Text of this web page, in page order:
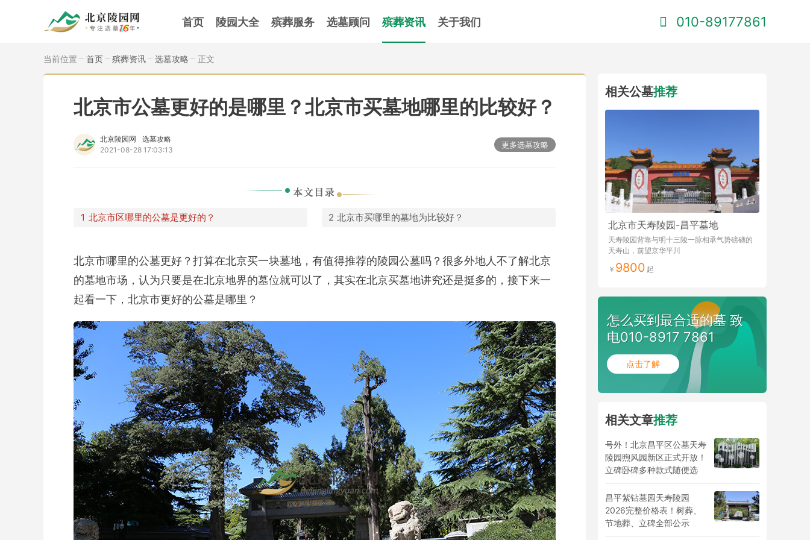
首页 陵园大全 殡葬服务 选墓顾问 殡葬资讯 关于我们 010-89177861
当前位置 首页 殡葬资讯 选墓攻略 正文
北京市公墓更好的是哪里？北京市买墓地哪里的比较好？
北京陵园网
选墓攻略
2021-08-28 17:03:13
更多选墓攻略
北京市区哪里的公墓是更好的？ 北京市买哪里的墓地为比较好？
北京市哪里的公墓更好？打算在北京买一块墓地，有值得推荐的陵园公墓吗？很多外地人不了解北京
的墓地市场，认为只要是在北京地界的墓位就可以了，其实在北京买墓地讲究还是挺多的，接下来一
起看一下，北京市更好的公墓是哪里？
相关公墓推荐
北京市天寿陵园-昌平墓地
天寿陵园背靠与明十三陵一脉相承气势磅礴的
天寿山，前望京华平川
9800
怎么买到最合适的墓 致
电010-8917 7861
点击了解
相关文章推荐
号外！北京昌平区公墓天寿
陵园煦风园新区正式开放！
立碑卧碑多种款式随便选
昌平紫钻墓园天寿陵园
2026完整价格表！树葬、
节地葬、立碑全部公示